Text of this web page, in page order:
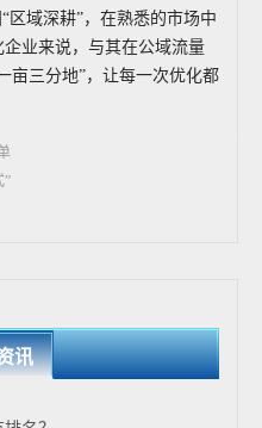
区域深耕”，在熟悉的市场中
业来说，与其在公域流量
亩三分地”，让每一次优化都
”
讯